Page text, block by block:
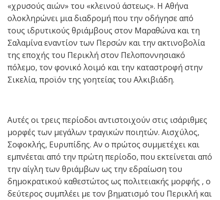
«χρυσούς αιών» του «κλεινού άστεως». Η Αθήνα
ολοκληρώνει μια διαδρομή που την οδήγησε από
τους ιδρυτικούς θριάμβους στον Μαραθώνα και τη
Σαλαμίνα εναντίον των Περσών και την ακτινοβολία
της εποχής του Περικλή στον Πελοποννησιακό
πόλεμο, τον φονικό λοιμό και την καταστροφή στην
Σικελία, προϊόν της γοητείας του Αλκιβιάδη.
Αυτές οι τρεις περίοδοι αντιστοιχούν στις ισάριθμες
μορφές των μεγάλων τραγικών ποιητών. Αισχύλος,
Σοφοκλής, Ευρυπίδης. Αν ο πρώτος συμμετέχει και
εμπνέεται από την πρώτη περίοδο, που εκτείνεται από
την αίγλη των θριάμβων ως την εδραίωση του
δημοκρατικού καθεστώτος ως πολιτειακής μορφής , ο
δεύτερος συμπλέει με τον βηματισμό του Περικλή και